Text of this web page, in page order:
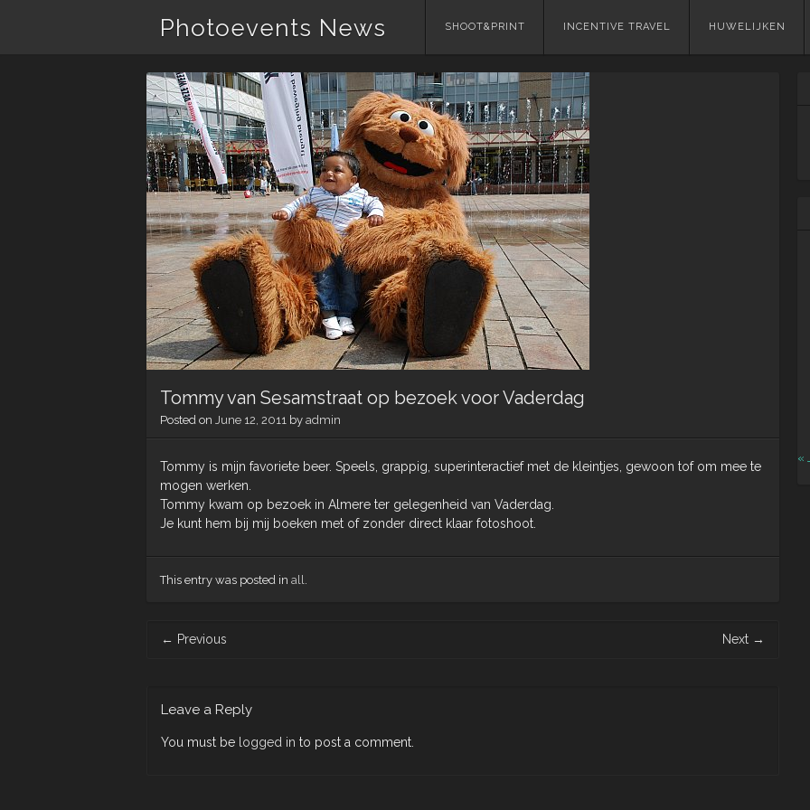
Photoevents News
Skip
SHOOT&PRINT INCENTIVE TRAVEL HUWELIJKEN
Tommy van Sesamstraat op bezoek voor Vaderdag
Posted on June 12, 2011 by admin
Tommy is mijn favoriete beer. Speels, grappig, superinteractief met de kleintjes, gewoon tof om mee te
mogen werken.
Tommy kwam op bezoek in Almere ter gelegenheid van Vaderdag.
Je kunt hem bij mij boeken met of zonder direct klaar fotoshoot.
This entry was posted in all.
navigation
← Previous Next →
Leave a Reply
You must be logged in to post a comment.
«